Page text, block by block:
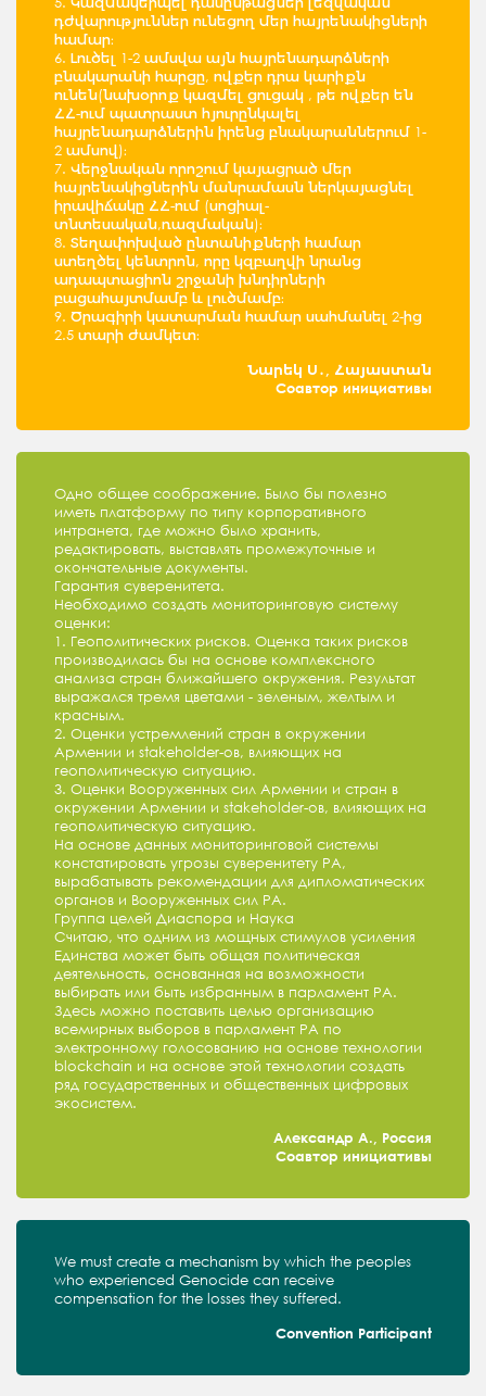
դժվարություններ ունեցող մեր հայրենակիցների
համար։
6. Լուծել 1-2 ամսվա այն հայրենադարձների
բնակարանի հարցը, ովքեր դրա կարիքն
ունեն(նախօրոք կազմել ցուցակ , թե ովքեր են
ՀՀ-ում պատրաստ հյուրընկալել
հայրենադարձներին իրենց բնակարաններում 1-
2 ամսով)։
7. Վերջնական որոշում կայացրած մեր
հայրենակիցներին մանրամասն ներկայացնել
իրավիճակը ՀՀ-ում (սոցիալ-
տնտեսական,ռազմական)։
8. Տեղափոխված ընտանիքների համար
ստեղծել կենտրոն, որը կզբաղվի նրանց
ադապտացիոն շրջանի խնդիրների
բացահայտմամբ և լուծմամբ։
9. Ծրագիրի կատարման համար սահմանել 2-ից
2.5 տարի ժամկետ։
Նարեկ Ս․, Հայաստան
Соавтор инициативы
Одно общее соображение. Было бы полезно
иметь платформу по типу корпоративного
интранета, где можно было хранить,
редактировать, выставлять промежуточные и
окончательные документы.
Гарантия суверенитета.
Необходимо создать мониторинговую систему
оценки:
1. Геополитических рисков. Оценка таких рисков
производилась бы на основе комплексного
анализа стран ближайшего окружения. Результат
выражался тремя цветами - зеленым, желтым и
красным.
2. Оценки устремлений стран в окружении
Армении и stakeholder-ов, влияющих на
геополитическую ситуацию.
3. Оценки Вооруженных сил Армении и стран в
окружении Армении и stakeholder-ов, влияющих на
геополитическую ситуацию.
На основе данных мониторинговой системы
констатировать угрозы суверенитету РА,
вырабатывать рекомендации для дипломатических
органов и Вооруженных сил РА.
Группа целей Диаспора и Наука
Считаю, что одним из мощных стимулов усиления
Единства может быть общая политическая
деятельность, основанная на возможности
выбирать или быть избранным в парламент РА.
Здесь можно поставить целью организацию
всемирных выборов в парламент РА по
электронному голосованию на основе технологии
blockchain и на основе этой технологии создать
ряд государственных и общественных цифровых
экосистем.
Александр А., Россия
Соавтор инициативы
We must create a mechanism by which the peoples
who experienced Genocide can receive
compensation for the losses they suffered.
Convention Participant